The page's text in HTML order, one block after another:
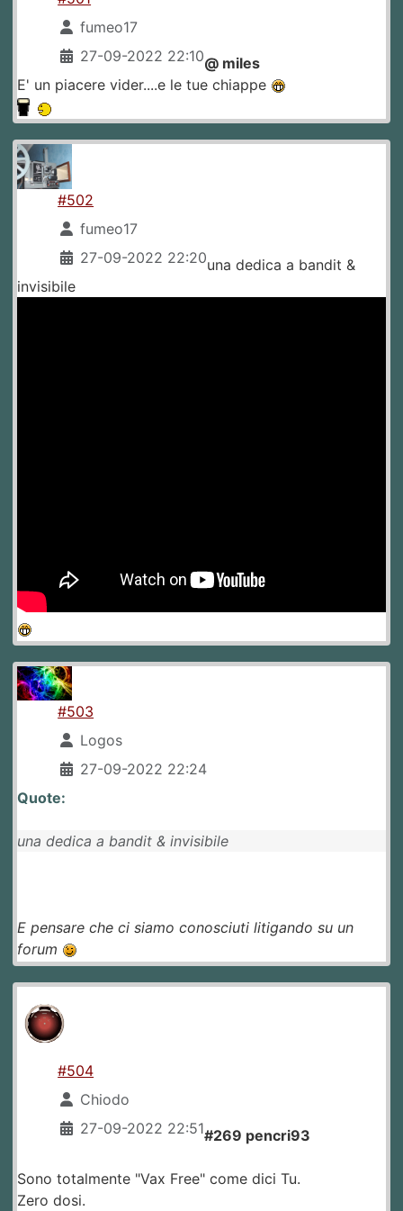
fumeo17
27-09-2022 22:10@ miles
E' un piacere vider....e le tue chiappe
#502
fumeo17
27-09-2022 22:20una dedica a bandit &
invisibile
#503
Logos
27-09-2022 22:24
Quote:
una dedica a bandit & invisibile
E pensare che ci siamo conosciuti litigando su un
forum
#504
Chiodo
27-09-2022 22:51#269 pencri93
Sono totalmente "Vax Free" come dici Tu.
Zero dosi.